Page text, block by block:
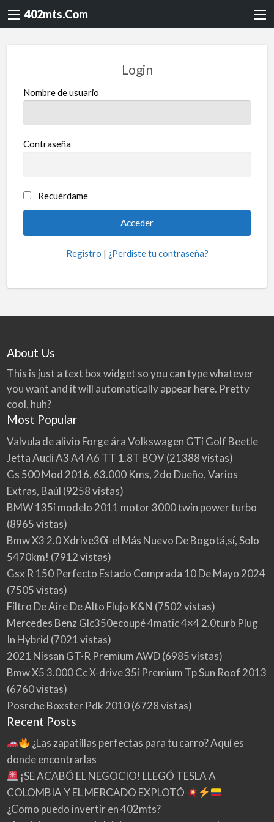
402mts.Com
Login
Nombre de usuario
Contraseña
Recuérdame
Registro | ¿Perdiste tu contraseña?
About Us
This is just a text box widget so you can type whatever
you want and it will automatically appear here. Pretty
cool, huh?
Most Popular
Valvula de alivio Forge ára Volkswagen GTi Golf Beetle
Jetta Audi A3 A4 A6 TT 1.8T BOV(21388 vistas)
Gs 500 Mod 2016, 63.000 Kms, 2do Dueño, Varios
Extras, Baúl (9258 vistas)
BMW 135i modelo 2011 motor 3000 twin power turbo
(8965 vistas)
Bmw X3 2.0 Xdrive30i-el Más Nuevo De Bogotá,sí, Solo
5470km! (7912 vistas)
Gsx R 150 Perfecto Estado Comprada 10 De Mayo 2024
(7505 vistas)
Filtro De Aire De Alto Flujo K&N (7502 vistas)
Mercedes Benz Glc350ecoupé 4matic 4×4 2.0turb Plug
In Hybrid (7021 vistas)
2021 Nissan GT-R Premium AWD(6985 vistas)
Bmw X5 3.000 Cc X-drive 35i Premium Tp Sun Roof 2013
(6760 vistas)
Posrche Boxster Pdk 2010(6728 vistas)
Recent Posts
¿Las zapatillas perfectas para tu carro? Aquí es
donde encontrarlas
¡SE ACABÓ EL NEGOCIO! LLEGÓ TESLA A
COLOMBIA Y EL MERCADO EXPLOTÓ
¿Como puedo invertir en 402mts?